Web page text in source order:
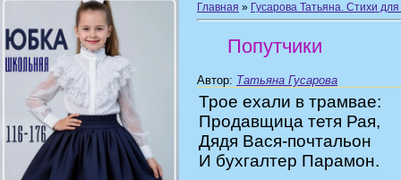
Главная » Гусарова Татьяна. Стихи
Попутчики
Автор: Татьяна Гусарова
Трое ехали в трамвае:
Продавщица тетя Рая,
Дядя Вася-почтальон
И бухгалтер Парамон.